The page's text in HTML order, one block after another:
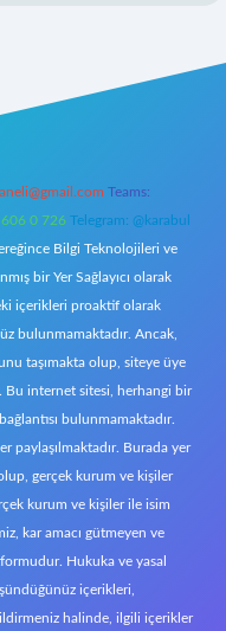
Teams:
0 726 Telegram: @karabul
Bilgi Teknolojileri ve
bir Yer Sağlayıcı olarak
içerikleri proaktif olarak
bulunmamaktadır. Ancak,
taşımakta olup, siteye üye
Bu internet sitesi, herhangi bir
bulunmamaktadır.
paylaşılmaktadır. Burada yer
gerçek kurum ve kişiler
kurum ve kişiler ile isim
kar amacı gütmeyen ve
Hukuka ve yasal
içerikleri,
halinde, ilgili içerikler